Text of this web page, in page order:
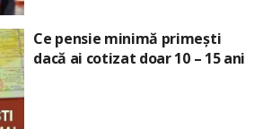
Ce pensie minimă primești
dacă ai cotizat doar 10 – 15 ani